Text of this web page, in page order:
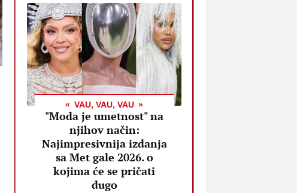
VAU, VAU, VAU
"Moda je umetnost" na
njihov način:
Najimpresivnija izdanja
sa Met gale 2026. o
kojima će se pričati
dugo